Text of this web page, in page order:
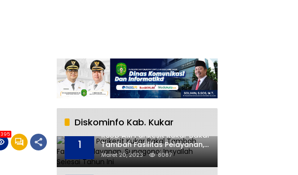
395
Diskominfo Kab. Kukar
1
RSUD AM Parikesit Kukar Bakal
Tambah Fasilitas Pelayanan,
Sunggono: Insyallah Selesai
Tahun Ini
Maret 20, 2023 8087